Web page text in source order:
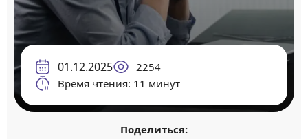
01.12.2025
2254
Время чтения: 11 минут
Поделиться: